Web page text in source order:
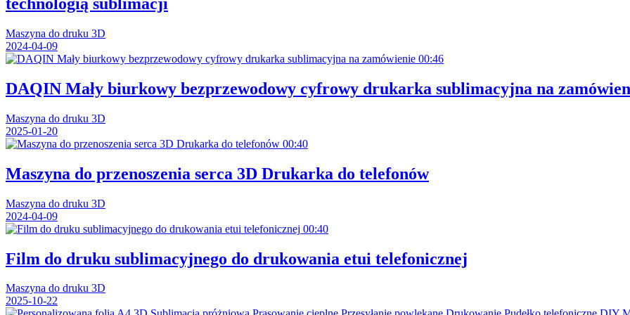
Maszyna do druku 3D
2024-04-09
00:46
DAQIN Mały biurkowy bezprzewodowy cyfrowy drukarka sublimacyjna na
Maszyna do druku 3D
2025-01-20
00:40
Maszyna do przenoszenia serca 3D Drukarka do telefonów
Maszyna do druku 3D
2024-04-09
00:40
Film do druku sublimacyjnego do drukowania etui telefonicznej
Maszyna do druku 3D
2025-10-22